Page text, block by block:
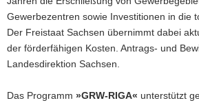
Gewerbezentren sowie Investitionen in die
Der Freistaat Sachsen übernimmt dabei
der förderfähigen Kosten. Antrags- und
Landesdirektion Sachsen.
Das Programm »GRW-RIGA« unterstützt